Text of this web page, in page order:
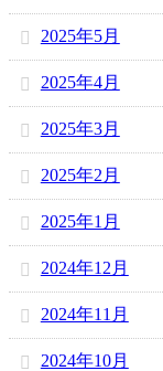
2025年5月
2025年4月
2025年3月
2025年2月
2025年1月
2024年12月
2024年11月
2024年10月